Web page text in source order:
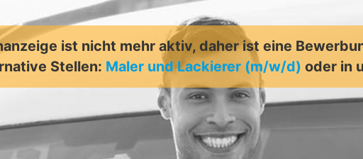
ist nicht mehr aktiv, daher ist eine
Stellen: Maler und Lackierer (m/w/d) oder in